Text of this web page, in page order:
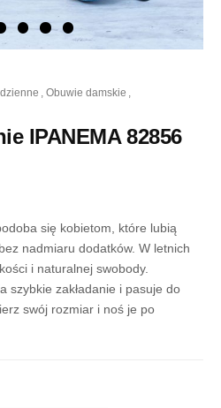
, obuwie damskie ,
IPANEMA 82856
się kobietom, które lubią
nadmiaru dodatków. W letnich
i naturalnej swobody.
szybkie zakładanie i pasuje do
swój rozmiar i noś je po